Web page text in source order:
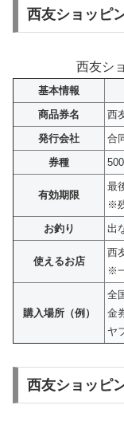
西友ショッピ
西友シ
基本情報
商品券名
西
発行会社
合
券種
有効期限
最
※
お釣り
出
使えるお店
西
※
購入場所（例）
全
金
ヤ
西友ショッピ